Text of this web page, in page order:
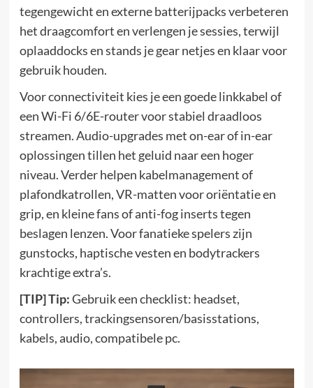
tegengewicht en externe batterijpacks verbeteren
het draagcomfort en verlengen je sessies, terwijl
oplaaddocks en stands je gear netjes en klaar voor
gebruik houden.
Voor connectiviteit kies je een goede linkkabel of
een Wi-Fi 6/6E-router voor stabiel draadloos
streamen. Audio-upgrades met on-ear of in-ear
oplossingen tillen het geluid naar een hoger
niveau. Verder helpen kabelmanagement of
plafondkatrollen, VR-matten voor oriëntatie en
grip, en kleine fans of anti-fog inserts tegen
beslagen lenzen. Voor fanatieke spelers zijn
gunstocks, haptische vesten en bodytrackers
krachtige extra’s.
[TIP] Tip:Gebruik een checklist: headset,
controllers, trackingsensoren/basisstations,
kabels, audio, compatibele pc.